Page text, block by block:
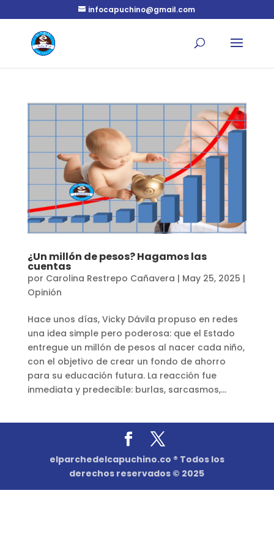
infocapuchino@gmail.com
¿Un millón de pesos? Hagamos las
cuentas
por Carolina Restrepo Cañavera | May 25, 2025 |
Opinión
Hace unos días, Vicky Dávila propuso en redes
una idea simple pero poderosa: que el Estado
entregue un millón de pesos al nacer cada niño,
con el objetivo de crear un fondo de ahorro
para su educación futura. La reacción fue
inmediata y predecible: burlas, sarcasmos,...
elparchedelcapuchino.co ® Todos los
derechos reservados © 2025